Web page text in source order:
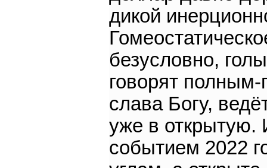
дикой
безусловно,
говорят
слава Богу,
уже в открытую.
событием 2022